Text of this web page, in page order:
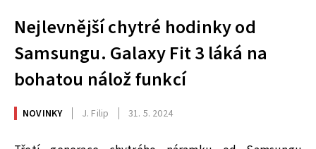
Nejlevnější chytré hodinky od
Samsungu. Galaxy Fit 3 láká na
bohatou nálož funkcí
NOVINKY J. Filip 31. 5. 2024